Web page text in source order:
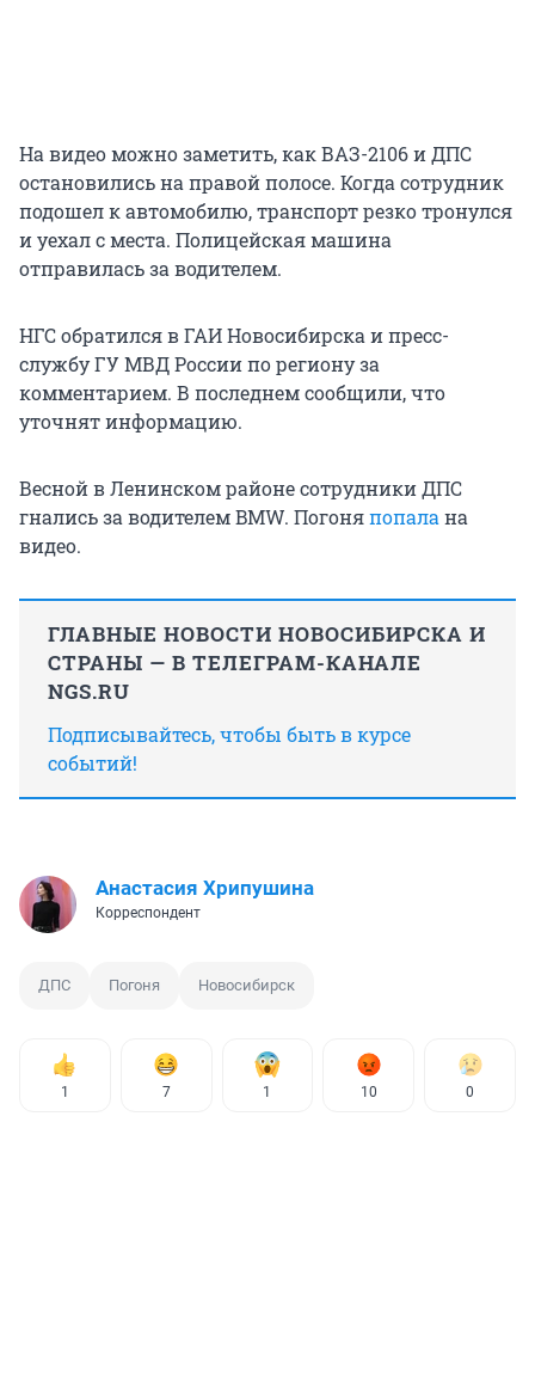
На видео можно заметить, как ВАЗ-2106 и ДПС
остановились на правой полосе. Когда сотрудник
подошел к автомобилю, транспорт резко тронулся
и уехал с места. Полицейская машина
отправилась за водителем.
НГС обратился в ГАИ Новосибирска и пресс-
службу ГУ МВД России по региону за
комментарием. В последнем сообщили, что
уточнят информацию.
Весной в Ленинском районе сотрудники ДПС
гнались за водителем BMW. Погоняпопалана
видео.
ГЛАВНЫЕ НОВОСТИ НОВОСИБИРСКА И
СТРАНЫ — В ТЕЛЕГРАМ-КАНАЛЕ
NGS.RU
Подписывайтесь, чтобы быть в курсе
событий!
Анастасия Хрипушина
Корреспондент
ДПС Погоня Новосибирск
1 7 1 10 0